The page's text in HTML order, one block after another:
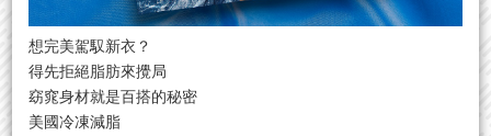
想完美駕馭新衣？
得先拒絕脂肪來攪局
窈窕身材就是百搭的秘密
美國冷凍減脂